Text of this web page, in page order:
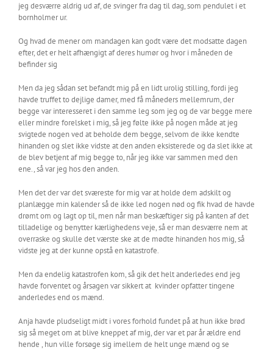
jeg desværre aldrig ud af, de svinger fra dag til dag, som pendulet i et
bornholmer ur.
Og hvad de mener om mandagen kan godt være det modsatte dagen
efter, det er helt afhængigt af deres humør og hvor i måneden de
befinder sig
Men da jeg sådan set befandt mig på en lidt urolig stilling, fordi jeg
havde truffet to dejlige damer, med få måneders mellemrum, der
begge var interesseret i den samme leg som jeg og de var begge mere
eller mindre forelsket i mig, så jeg følte ikke på nogen måde at jeg
svigtede nogen ved at beholde dem begge, selvom de ikke kendte
hinanden og slet ikke vidste at den anden eksisterede og da slet ikke at
de blev betjent af mig begge to, når jeg ikke var sammen med den
ene., så var jeg hos den anden.
Men det der var det sværeste for mig var at holde dem adskilt og
planlægge min kalender så de ikke led nogen nød og fik hvad de havde
drømt om og lagt op til, men når man beskæftiger sig på kanten af det
tilladelige og benytter kærlighedens veje, så er man desværre nem at
overraske og skulle det værste ske at de mødte hinanden hos mig, så
vidste jeg at der kunne opstå en katastrofe.
Men da endelig katastrofen kom, så gik det helt anderledes end jeg
havde forventet og årsagen var sikkert at kvinder opfatter tingene
anderledes end os mænd.
Anja havde pludseligt midt i vores forhold fundet på at hun ikke brød
sig så meget om at blive kneppet af mig, der var et par år ældre end
hende , hun ville forsøge sig imellem de helt unge mænd og se